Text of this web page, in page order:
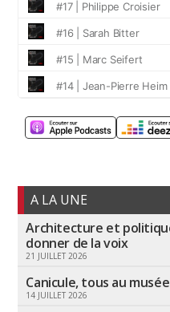
A LA UNE
Architecture et
donner de la voix
21 JUILLET 2026
Canicule, tous au musée
14 JUILLET 2026